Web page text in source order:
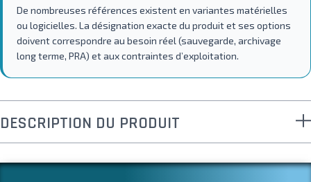
De nombreuses références existent en variantes matérielles
ou logicielles. La désignation exacte du produit et ses options
doivent correspondre au besoin réel (sauvegarde, archivage
long terme, PRA) et aux contraintes d’exploitation.
DESCRIPTION DU PRODUIT